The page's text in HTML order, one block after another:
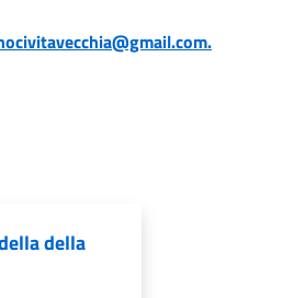
della